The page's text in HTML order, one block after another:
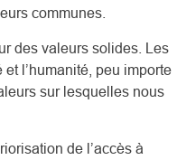
communes.
des valeurs solides. Les
l’humanité, peu importe
sur lesquelles nous
de l’accès à